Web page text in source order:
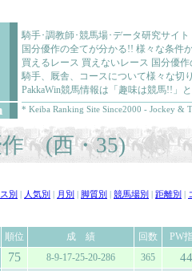
騎手･調教師･競馬場･データ研究サイ
国分優作の全てが分かる!! 様々な条件
買えるレース 買えないレース 国分優
騎手、厩舎、コースについて様々な切
PakkaWin競馬情報は「趣味は競馬!!」
* Keiba Ranking Site Since2000 - Jockey &
作 (西・35)
別 人気別 月別 脚質別 競馬場別 距離別
順位 成 績 回数
PW
75 8-9-17-25-20-286 365 44